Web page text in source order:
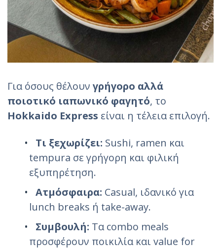
Για όσους θέλουν γρήγορο αλλά
ποιοτικό ιαπωνικό φαγητό, το
Hokkaido Express είναι η τέλεια επιλογή.
Τι ξεχωρίζει: Sushi, ramen και
tempura σε γρήγορη και φιλική
εξυπηρέτηση.
Ατμόσφαιρα: Casual, ιδανικό για
lunch breaks ή take-away.
Συμβουλή: Τα combo meals
προσφέρουν ποικιλία και value for